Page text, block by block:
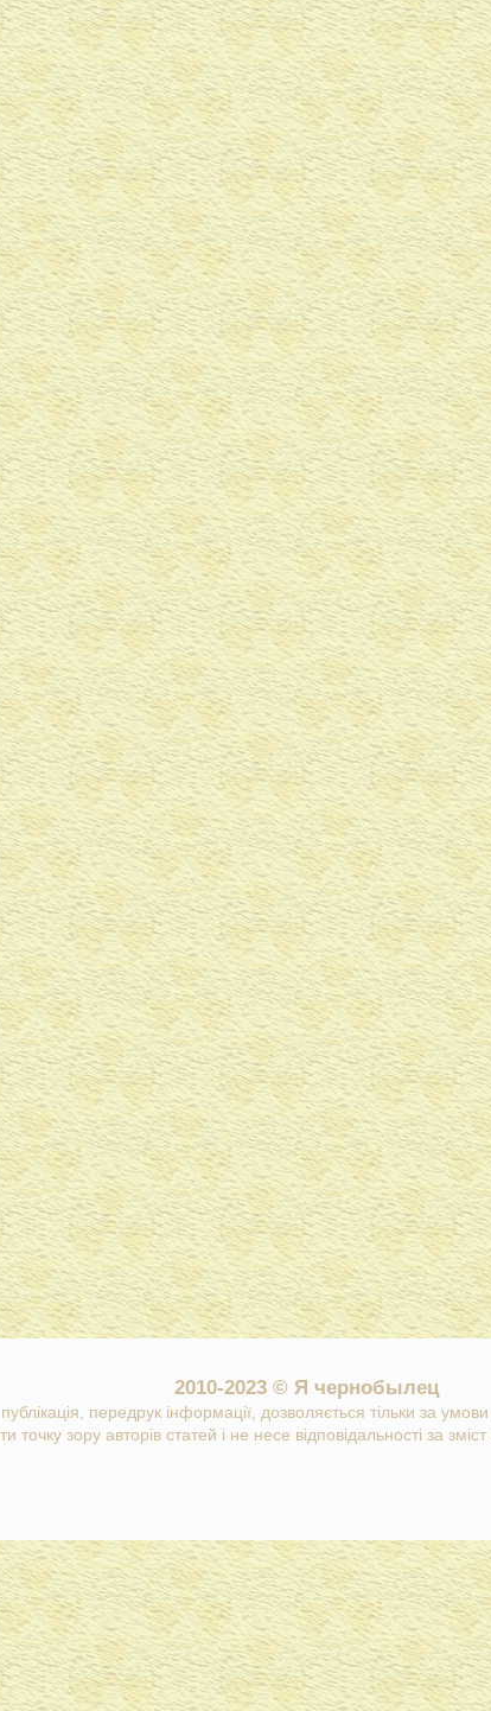
2010-2023 © Я чернобылец
передрук інформації, дозволяється тільки за
точку зору авторів статей і не несе відповідальності за зміст